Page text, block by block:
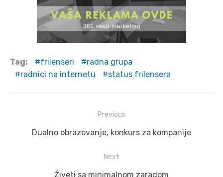
Tag: frilenseri
radna grupa
radnici na internetu
status frilensera
navigation
Previous
Previous
Dualno obrazovanje, konkurs za kompanije
Next
Next
Živeti sa minimalnom zaradom